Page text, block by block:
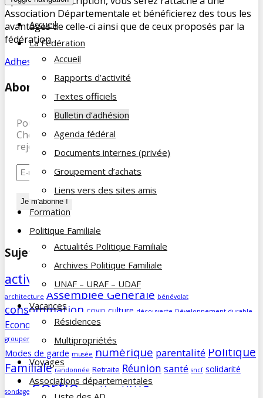
Accueil
La Fédération
Accueil
Rapports d’activité
Textes officiels
Bulletin d’adhésion
Agenda fédéral
Documents internes (privée)
Groupement d’achats
Liens vers des sites amis
Formation
Politique Familiale
Actualités Politique Familiale
Archives Politique Familiale
UNAF – URAF – UDAF
Vacances
Résidences
Multipropriétés
Voyages
Associations départementales
Association Départementale et bénéficierez des tous les
avantages de celle-ci ainsi que de ceux proposés par la
fédération.
Adhesion-2024
Abonnez-vous à notre newsletter
Pour recevoir les dernières infos de la Famille du
Cheminot, abonnez-vous à notre newsletter et
rejoignez nos 197 abonnés.
Sujets des articles
activités AD agenda Aidants familiaux
architecture Assemblée Générale bénévolat
consommation COVID culture découverte Développement durable
Economie/société edito
groupement d'achats histoire humeur
Modes de garde musée numérique parentalité Politique
Familiale randonnée Retraite Réunion santé sncf solidarité
sondage sortiesortiesUNAF